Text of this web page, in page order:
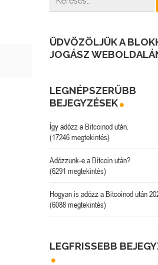
ÜDVÖZÖLJÜK A
JOGÁSZ
LEGNÉPSZERŰBB
BEJEGYZÉSEK
Így adózz a Bitcoinod után.
(17246 megtekintés)
Adózzunk-e a Bitcoin után?
(6291 megtekintés)
Hogyan is adózz a Bitcoinod után
(6088 megtekintés)
LEGFRISSEBB